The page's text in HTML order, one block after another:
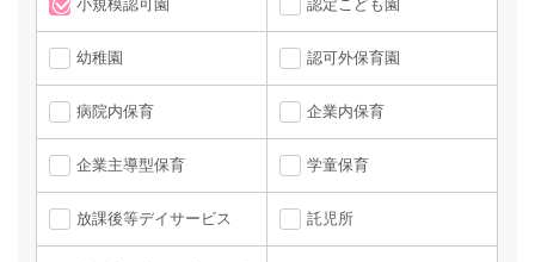
小規模認可園 認定こども園
幼稚園 認可外保育園
病院内保育 企業内保育
企業主導型保育 学童保育
放課後等デイサービス 託児所